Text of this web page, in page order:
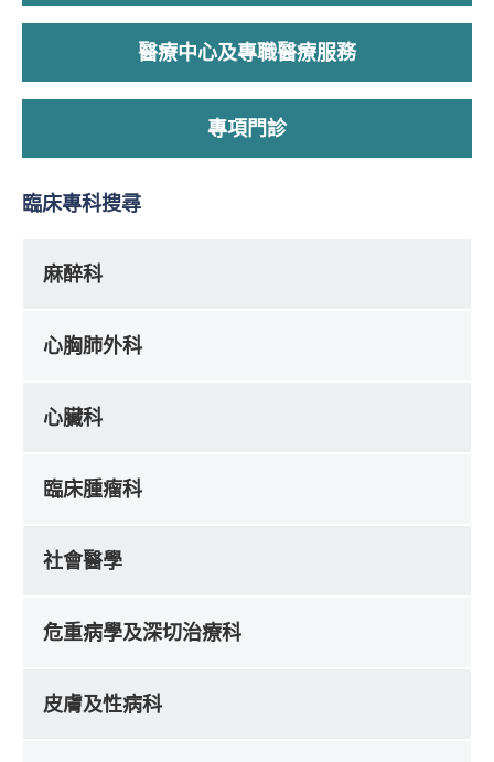
醫療中心及專職醫療服務
專項門診
臨床專科搜尋
麻醉科
心胸肺外科
心臟科
臨床腫瘤科
社會醫學
危重病學及深切治療科
皮膚及性病科